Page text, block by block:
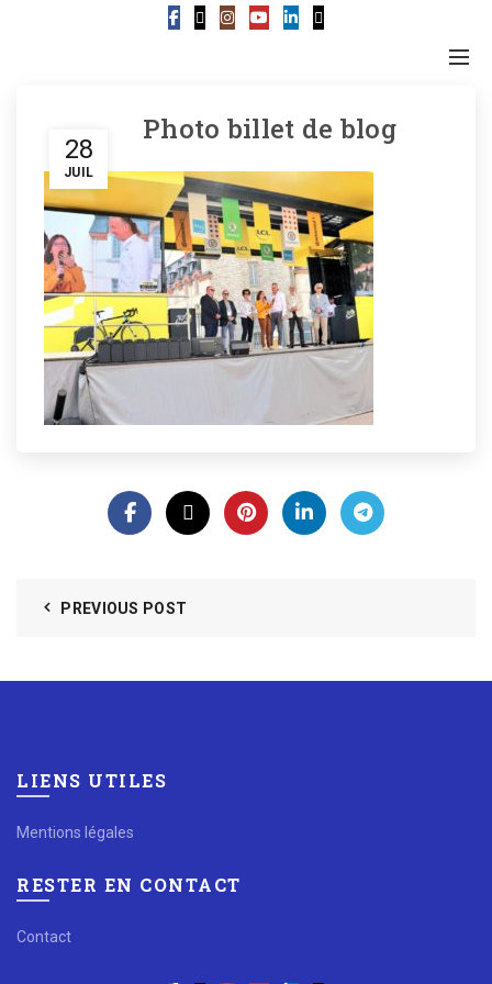
28
JUIL
Photo billet de blog
PREVIOUS POST
LIENS UTILES
Mentions légales
RESTER EN CONTACT
Contact